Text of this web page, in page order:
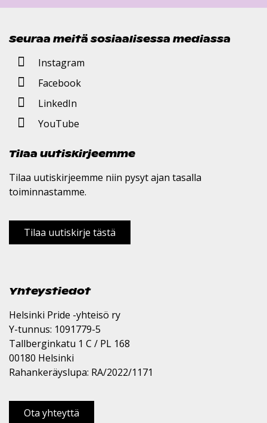
Seuraa meitä sosiaalisessa mediassa
Instagram
Facebook
LinkedIn
YouTube
Tilaa uutiskirjeemme
Tilaa uutiskirjeemme niin pysyt ajan tasalla
toiminnastamme.
Tilaa uutiskirje tästä
Yhteystiedot
Helsinki Pride -yhteisö ry
Y-tunnus: 1091779-5
Tallberginkatu 1 C / PL 168
00180 Helsinki
Rahankeräyslupa: RA/2022/1171
Ota yhteyttä